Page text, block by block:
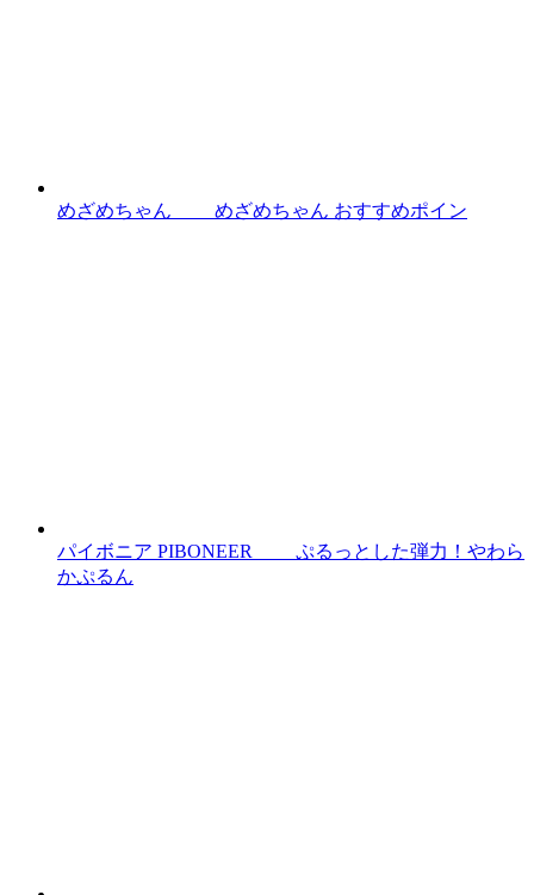
めざめちゃん めざめちゃん おすすめポイン
パイボニア PIBONEER ぷるっとした弾力！やわら
かぷるん